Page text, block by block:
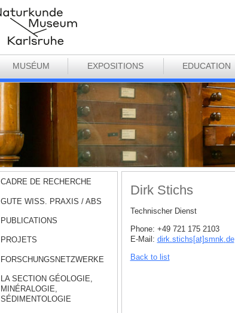
MUSÉUM EXPOSITIONS EDUCATION
CADRE DE RECHERCHE
GUTE WISS. PRAXIS / ABS
PUBLICATIONS
PROJETS
FORSCHUNGSNETZWERKE
LA SECTION GÉOLOGIE,
MINÉRALOGIE,
SÉDIMENTOLOGIE
Dirk Stichs
Technischer Dienst
Phone: +49 721 175 2103
E-Mail: dirk.stichs[at]smnk.de
Back to list